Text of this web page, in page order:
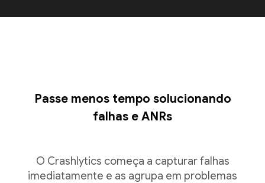
Passe menos tempo solucionando
falhas e ANRs
O Crashlytics começa a capturar falhas
imediatamente e as agrupa em problemas